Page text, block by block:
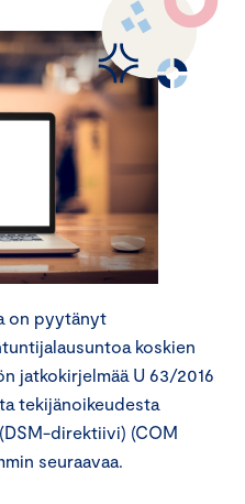
on pyytänyt
koskien
jatkokirjelmää U 63/2016
tekijänoikeudesta
direktiivi) (COM
seuraavaa.